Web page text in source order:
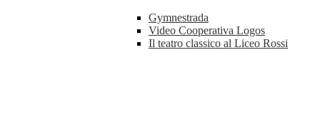
Gymnestrada
Video Cooperativa Logos
Il teatro classico al Liceo Rossi